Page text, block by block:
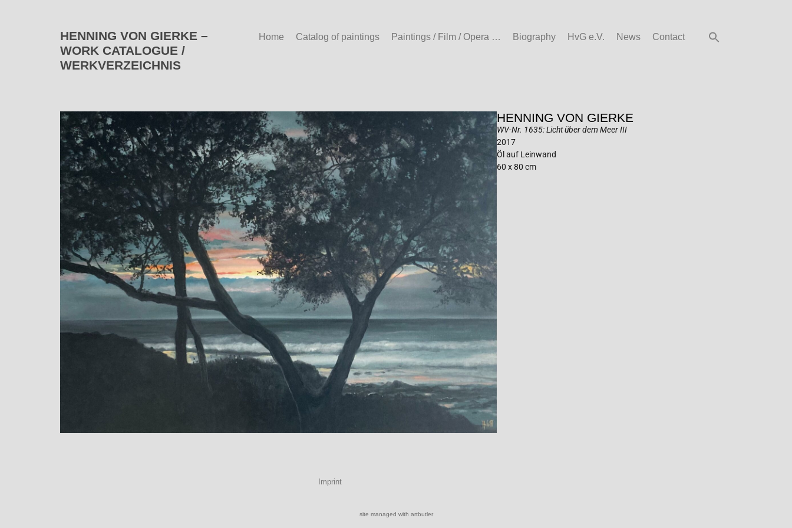
HENNING VON GIERKE –
WORK CATALOGUE /
WERKVERZEICHNIS
Home Catalog of paintings Paintings / Film / Opera … Biography HvG e.V. News Contact
HENNING VON GIERKE
WV-Nr. 1635: Licht über dem Meer III
2017
Öl auf Leinwand
60 x 80 cm
Imprint
site managed with artbutler